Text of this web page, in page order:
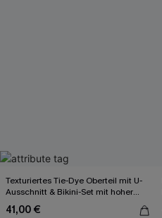
Texturiertes Tie-Dye Oberteil mit U-
Ausschnitt & Bikini-Set mit hoher
Taille
41,00 €